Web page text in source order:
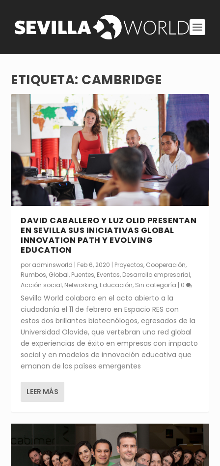
ETIQUETA: CAMBRIDGE
DAVID CABALLERO Y LUZ OLID PRESENTAN
EN SEVILLA SUS INICIATIVAS GLOBAL
INNOVATION PATH Y EVOLVING
EDUCATION
por adminsworld | Feb 6, 2020 | Proyectos, Cooperación,
Rumbos, Global, Puentes, Eventos, Desarrollo empresarial,
Acción social, Networking, Educación, Sin categoría | 0
Sevilla World colabora en el acto abierto a la
ciudadanía el 11 de febrero en Espacio RES con
estos dos brillantes biotecnólogos, egresados de la
Universidad Olavide, que vertebran una red global
de experiencias de éxito en empresas con impacto
social y en modelos de innovación educativa que
emanan de los países emergentes
LEER MÁS